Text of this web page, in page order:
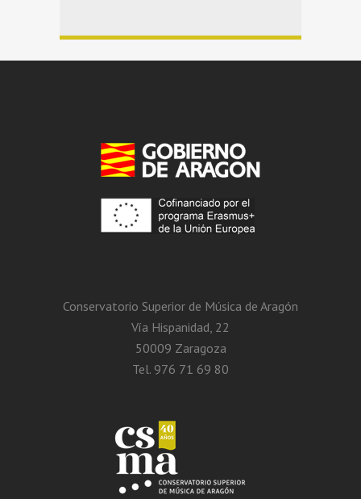
Conservatorio Superior de Música de Aragón
Vía Hispanidad, 22
50009 Zaragoza
Tel. 976 71 69 80